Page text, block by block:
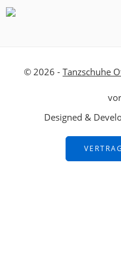
© 2026 - Tanzschuhe
Designed &